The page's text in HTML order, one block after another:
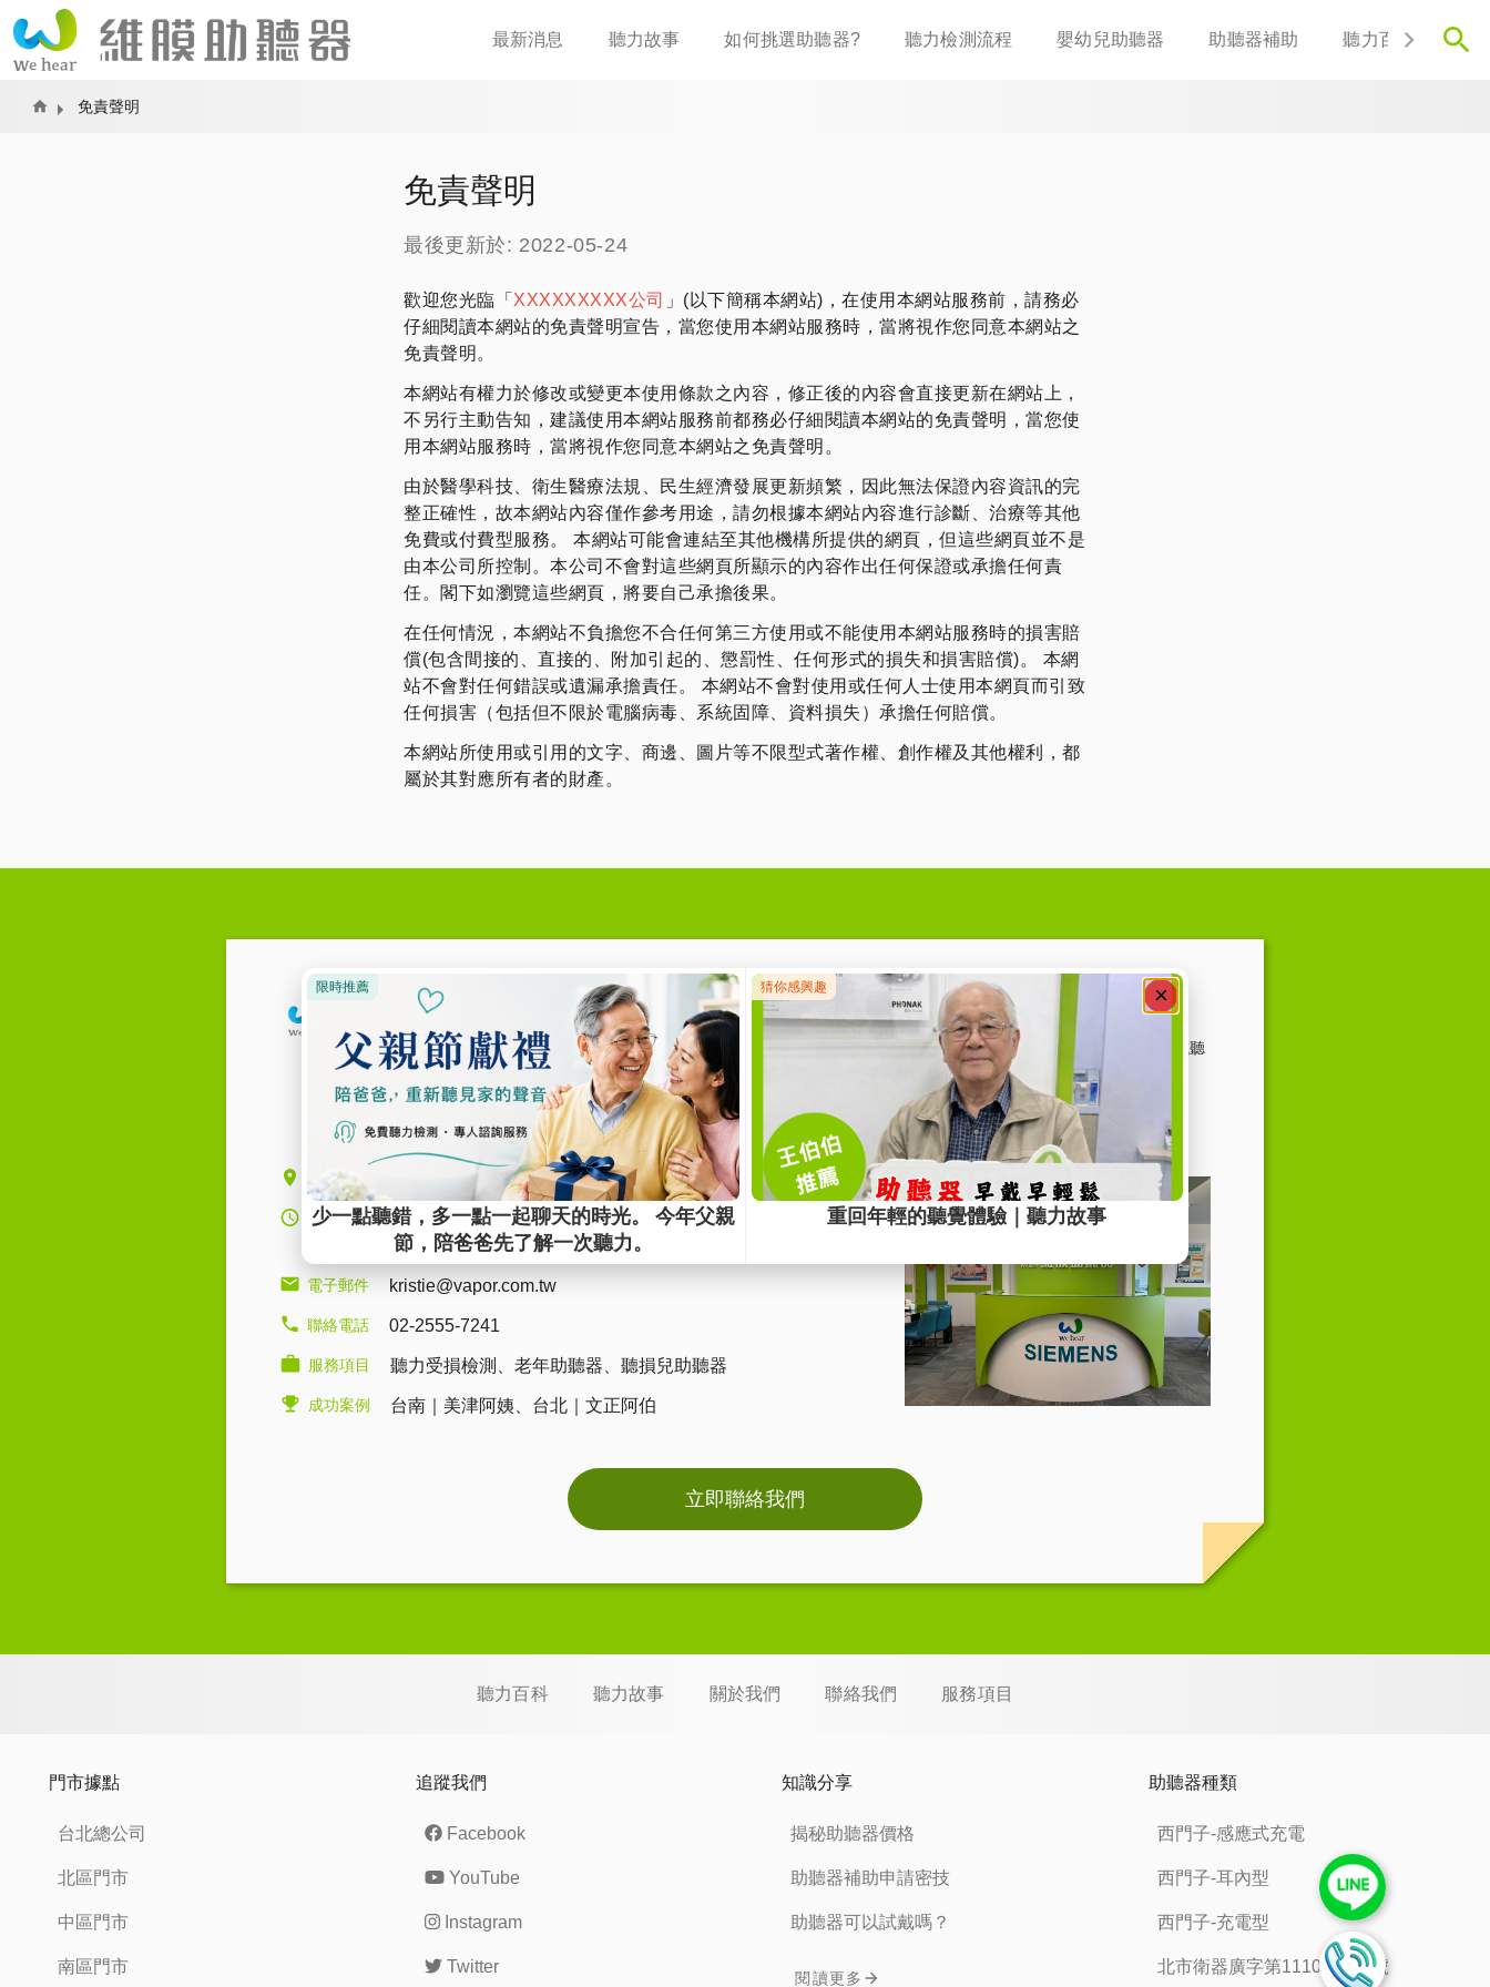
至
最新消息 聽力故事 如何挑選助聽器? 聽力檢測流程 嬰幼兒助聽器 助聽器補助 聽力百科 聯
Home 免責聲明
免責聲明
最後更新於: 2022-05-24
歡迎您光臨「 XXXXXXXXX公司 」(以下簡稱本網站)，在使用本網站服務前，請務必
仔細閱讀本網站的免責聲明宣告，當您使用本網站服務時，當將視作您同意本網站之
免責聲明。
本網站有權力於修改或變更本使用條款之內容，修正後的內容會直接更新在網站上，
不另行主動告知，建議使用本網站服務前都務必仔細閱讀本網站的免責聲明，當您使
用本網站服務時，當將視作您同意本網站之免責聲明。
由於醫學科技、衛生醫療法規、民生經濟發展更新頻繁，因此無法保證內容資訊的完
整正確性，故本網站內容僅作參考用途，請勿根據本網站內容進行診斷、治療等其他
免費或付費型服務。 本網站可能會連結至其他機構所提供的網頁，但這些網頁並不是
由本公司所控制。本公司不會對這些網頁所顯示的內容作出任何保證或承擔任何責
任。閣下如瀏覽這些網頁，將要自己承擔後果。
在任何情況，本網站不負擔您不合任何第三方使用或不能使用本網站服務時的損害賠
償(包含間接的、直接的、附加引起的、懲罰性、任何形式的損失和損害賠償)。 本網
站不會對任何錯誤或遺漏承擔責任。 本網站不會對使用或任何人士使用本網頁而引致
任何損害（包括但不限於電腦病毒、系統固障、資料損失）承擔任何賠償。
本網站所使用或引用的文字、商邊、圖片等不限型式著作權、創作權及其他權利，都
屬於其對應所有者的財產。
維膜助聽器-聽力輔助專家
【維膜助聽器】聽力輔助的專家，30年來幫助上萬名聽力受損者，藉由專業免費聽力檢查、試聽
及試戴助聽器，重新聽見好聲音。全方位提升生活品質，讓自己不再為聽不清楚而困擾
公司地址 台北市大同區南京西路22號4樓
營業時間
週一至周六 09:00~12:00 13:30~18:00 週三 09:00~12:00
13:30~21:00
電子郵件 kristie@vapor.com.tw
聯絡電話 02-2555-7241
服務項目 聽力受損檢測 老年助聽器 聽損兒助聽器
成功案例 台南｜美津阿姨 台北｜文正阿伯
立即聯絡我們
聽力百科 聽力故事 關於我們 聯絡我們 服務項目
門市據點
台北總公司
北區門市
中區門市
南區門市
追蹤我們
Facebook
YouTube
Instagram
Twitter
知識分享
揭秘助聽器價格
助聽器補助申請密技
助聽器可以試戴嗎？
閱讀更多
助聽器種類
西門子-感應式充電
西門子-耳內型
西門子-充電型
北市衛器廣字第111070259號